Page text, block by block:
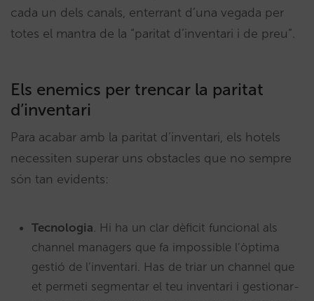
cada un dels canals, enterrant d’una vegada per
totes el mantra de la “paritat d’inventari i de preu”.
Els enemics per trencar la paritat
d’inventari
Para acabar amb la paritat d’inventari, els hotels
necessiten superar uns obstacles que no sempre
són tan evidents:
Tecnologia . Hi ha un clar dèficit funcional als
channel managers que fa impossible l’òptima
gestió de l’inventari. Has de triar un channel que
et permeti segmentar el teu inventari i gestionar-